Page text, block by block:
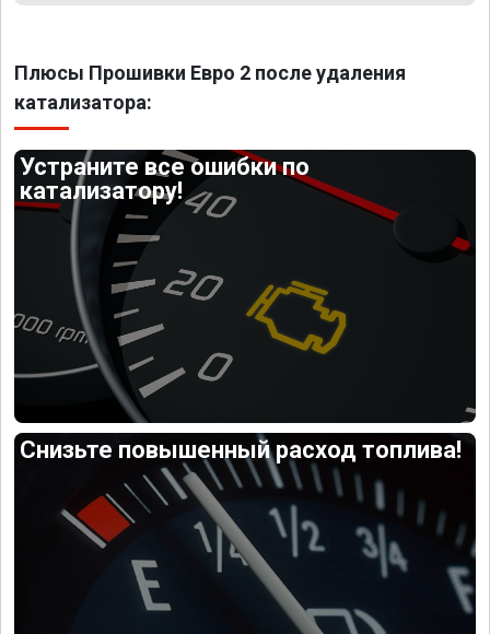
Плюсы Прошивки Евро 2 после удаления
катализатора:
Устраните все ошибки по
катализатору!
Снизьте повышенный расход топлива!